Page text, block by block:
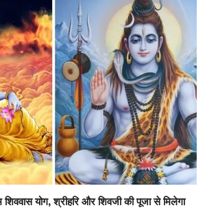
शिववास योग, श्रीहरि और शिवजी की पूजा से मिलेगा